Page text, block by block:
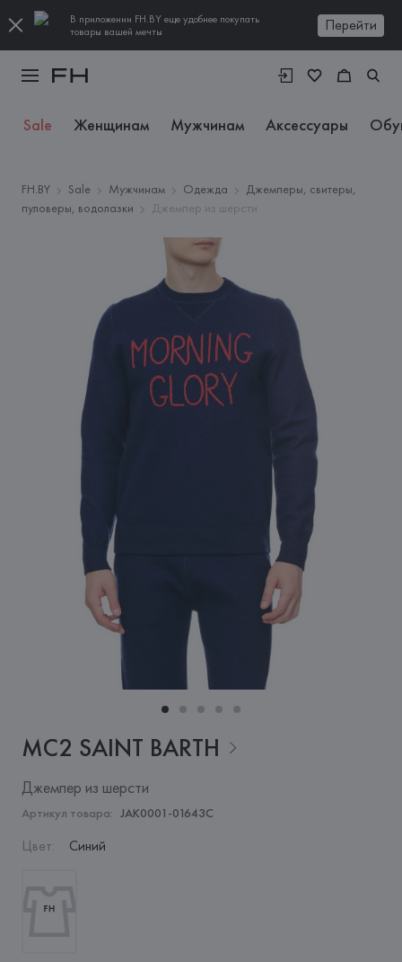
В приложении FH.BY еще удобнее покупать
товары вашей мечты
Перейти
Sale Женщинам Мужчинам Аксессуары
FH.BY Sale Мужчинам Одежда
Джемперы, свитеры,
пуловеры, водолазки
Джемпер из шерсти
MC2 SAINT BARTH
Джемпер из шерсти
Артикул товара: JAK0001-01643C
Цвет: Синий